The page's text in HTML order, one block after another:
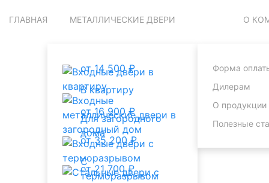
ГЛАВНАЯ МЕТАЛЛИЧЕСКИЕ ДВЕРИ
В квартиру
от 14 500 ₽
Для загородного
дома
от 16 900 ₽
С
терморазрывом
от 35 200 ₽
от 21 700 ₽
О
Форма
Дилерам
О продукции
Полезные